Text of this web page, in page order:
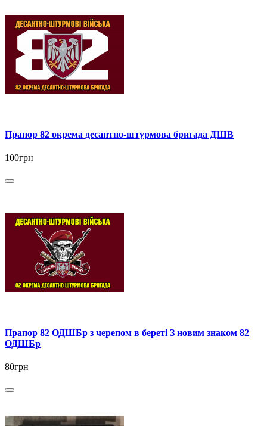
Прапор 82 окрема десантно-штурмова бригада ДШВ
100грн
Прапор 82 ОДШБр з черепом в береті З новим знаком 82
ОДШБр
80грн